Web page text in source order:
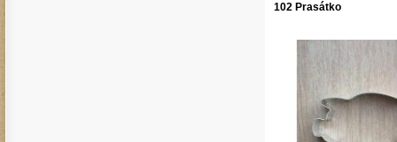
102 Prasátko